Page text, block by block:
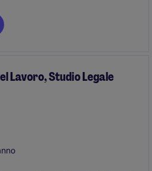
Lavoro, Studio Legale